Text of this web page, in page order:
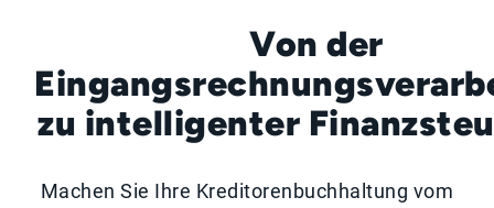
Von der
zu intelligenter
Machen Sie Ihre Kreditorenbuchhaltung vom